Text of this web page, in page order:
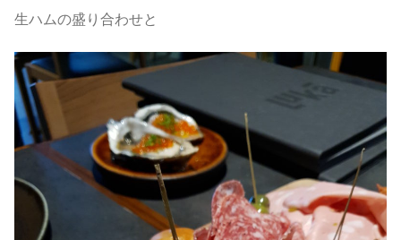
生ハムの盛り合わせと